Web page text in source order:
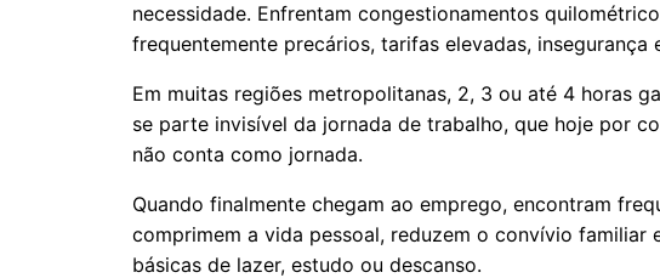
necessidade. Enfrentam congestionamentos
frequentemente precários, tarifas elevadas, insegurança
Em muitas regiões metropolitanas, 2, 3 ou até 4 horas
se parte invisível da jornada de trabalho, que hoje por
não conta como jornada.
Quando finalmente chegam ao emprego, encontram
comprimem a vida pessoal, reduzem o convívio familiar
básicas de lazer, estudo ou descanso.